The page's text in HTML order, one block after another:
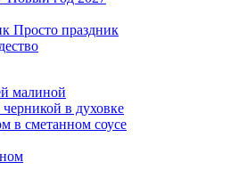
Просто праздник
малиной
в духовке
в сметанном соусе